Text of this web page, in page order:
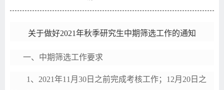
关于做好2021年秋季研究生中期筛选工作的通知
一、中期筛选工作要求
1、 2021年11 月 30日 之前完成考核工作； 12月 20日 之